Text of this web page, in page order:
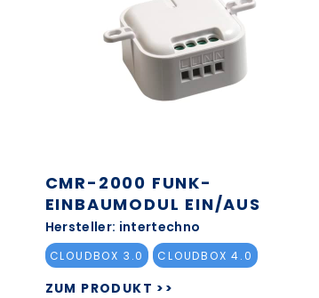
CMR-2000 FUNK-
EINBAUMODUL EIN/AUS
Hersteller: intertechno
CLOUDBOX 3.0 CLOUDBOX 4.0
ZUM PRODUKT >>